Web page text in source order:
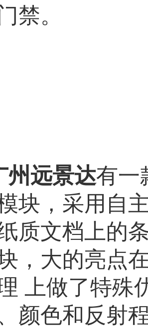
禁。
州远景达有一
块，采用自
质文档上的
，大的亮点
上做了特殊
颜色和反射